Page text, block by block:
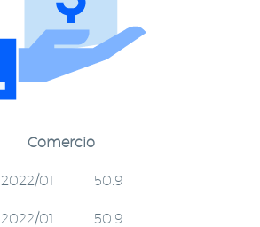
Comercio
2022/01 50.9
2022/01 50.9